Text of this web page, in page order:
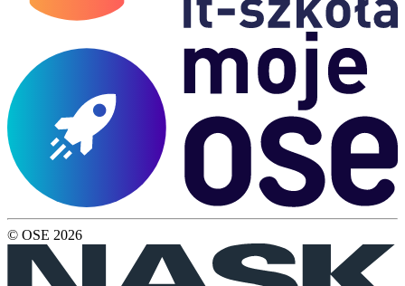
© OSE 2026